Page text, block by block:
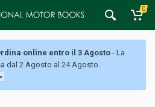
0
online entro il 3 Agosto - La
dal 2 Agosto al 24 Agosto.